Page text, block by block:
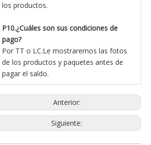
los productos.
P10.¿Cuáles son sus condiciones de
pago?
Por TT o LC.Le mostraremos las fotos
de los productos y paquetes antes de
pagar el saldo.
Anterior:
Siguiente: